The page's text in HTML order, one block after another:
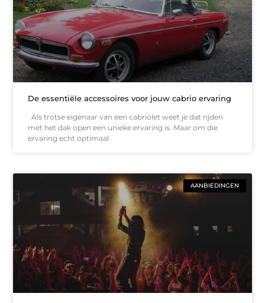
De essentiële accessoires voor jouw cabrio ervaring
Als trotse eigenaar van een cabriolet weet je dat rijden
met het dak open een unieke ervaring is. Maar om die
ervaring echt optimaal
AANBIEDINGEN